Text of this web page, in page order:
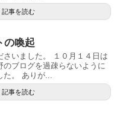
記事を読む
喚起
さいました。 １０月１４日は
のブログを過疎らないように
。 ありが...
記事を読む